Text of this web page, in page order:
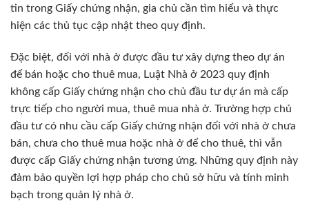
tin trong Giấy chứng nhận, gia chủ cần tìm hiểu và thực
hiện các thủ tục cập nhật theo quy định.
Đặc biệt, đối với nhà ở được đầu tư xây dựng theo dự án
để bán hoặc cho thuê mua, Luật Nhà ở 2023 quy định
không cấp Giấy chứng nhận cho chủ đầu tư dự án mà cấp
trực tiếp cho người mua, thuê mua nhà ở. Trường hợp chủ
đầu tư có nhu cầu cấp Giấy chứng nhận đối với nhà ở chưa
bán, chưa cho thuê mua hoặc nhà ở để cho thuê, thì vẫn
được cấp Giấy chứng nhận tương ứng. Những quy định này
đảm bảo quyền lợi hợp pháp cho chủ sở hữu và tính minh
bạch trong quản lý nhà ở.